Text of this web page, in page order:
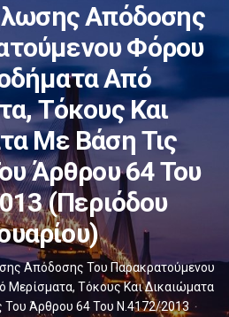
Απόδοσης
Φόρου
Από
Τόκους Και
Με Βάση Τις
Άρθρου 64 Του
(περιόδου
Απόδοσης Του Παρακρατούμενου
Μερίσματα, Τόκους Και Δικαιώματα
Του Άρθρου 64 Του Ν.4172/2013